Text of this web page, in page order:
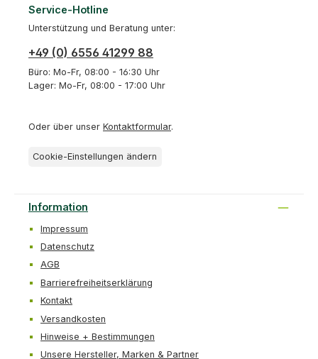
Service-Hotline
Unterstützung und Beratung unter:
+49 (0) 6556 41299 88
Büro: Mo-Fr, 08:00 - 16:30 Uhr
Lager: Mo-Fr, 08:00 - 17:00 Uhr
Oder über unser Kontaktformular.
Cookie-Einstellungen ändern
Information
Impressum
Datenschutz
AGB
Barrierefreiheitserklärung
Kontakt
Versandkosten
Hinweise + Bestimmungen
Unsere Hersteller, Marken & Partner